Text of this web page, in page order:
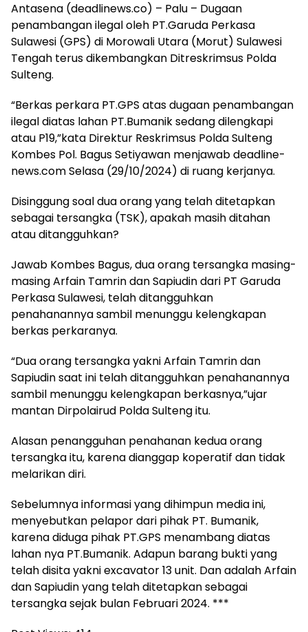
Antasena (deadlinews.co) – Palu – Dugaan
penambangan ilegal oleh PT.Garuda Perkasa
Sulawesi (GPS) di Morowali Utara (Morut) Sulawesi
Tengah terus dikembangkan Ditreskrimsus Polda
Sulteng.
“Berkas perkara PT.GPS atas dugaan penambangan
ilegal diatas lahan PT.Bumanik sedang dilengkapi
atau P19,”kata Direktur Reskrimsus Polda Sulteng
Kombes Pol. Bagus Setiyawan menjawab deadline-
news.com Selasa (29/10/2024) di ruang kerjanya.
Disinggung soal dua orang yang telah ditetapkan
sebagai tersangka (TSK), apakah masih ditahan
atau ditangguhkan?
Jawab Kombes Bagus, dua orang tersangka masing-
masing Arfain Tamrin dan Sapiudin dari PT Garuda
Perkasa Sulawesi, telah ditangguhkan
penahanannya sambil menunggu kelengkapan
berkas perkaranya.
“Dua orang tersangka yakni Arfain Tamrin dan
Sapiudin saat ini telah ditangguhkan penahanannya
sambil menunggu kelengkapan berkasnya,”ujar
mantan Dirpolairud Polda Sulteng itu.
Alasan penangguhan penahanan kedua orang
tersangka itu, karena dianggap koperatif dan tidak
melarikan diri.
Sebelumnya informasi yang dihimpun media ini,
menyebutkan pelapor dari pihak PT. Bumanik,
karena diduga pihak PT.GPS menambang diatas
lahan nya PT.Bumanik. Adapun barang bukti yang
telah disita yakni excavator 13 unit. Dan adalah Arfain
dan Sapiudin yang telah ditetapkan sebagai
tersangka sejak bulan Februari 2024. ***